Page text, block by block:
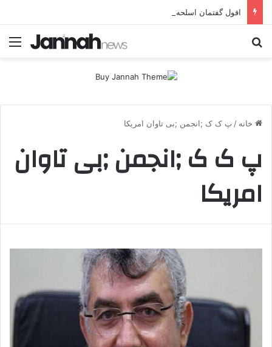
خانه / پ ک ک ;انجمن ;بی تاوان امریکا
پ ک ک ;انجمن ;بی تاوان
امریکا